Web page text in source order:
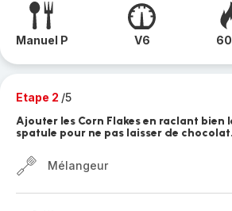
Manuel P V6
Etape 2 /5
Ajouter les Corn Flakes en raclant bien
spatule pour ne pas laisser de chocolat.
Mélangeur